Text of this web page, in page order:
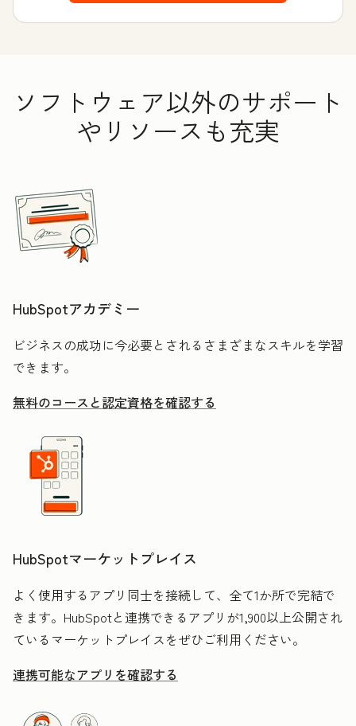
ソフトウェア以外のサポート
やリソースも充実
HubSpotアカデミー
ビジネスの成功に今必要とされるさまざまなスキルを学習
できます。
無料のコースと認定資格を確認する
HubSpotマーケットプレイス
よく使用するアプリ同士を接続して、全て1か所で完結で
きます。HubSpotと連携できるアプリが1,900以上公開され
ているマーケットプレイスをぜひご利用ください。
連携可能なアプリを確認する